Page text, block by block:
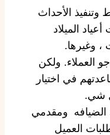
الأحداث
الميلاد
، وغيرها.
العملاء. ولكن
في اختيار
شي.
ومقدمي
العميل